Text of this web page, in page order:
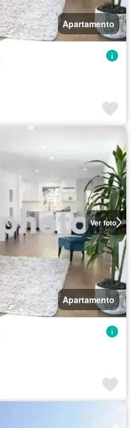
Apartamento
Ver foto
Apartamento